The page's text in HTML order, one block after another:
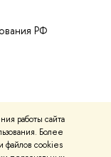
работы сайта
Более
файлов cookies
РФ